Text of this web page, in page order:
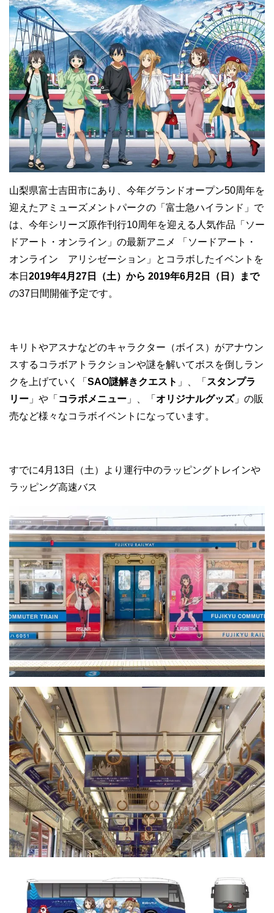
山梨県富士吉田市にあり、今年グランドオープン50周年を
迎えたアミューズメントパークの「富士急ハイランド」で
は、今年シリーズ原作刊行10周年を迎える人気作品「ソー
ドアート・オンライン」の最新アニメ 「ソードアート・
オンライン アリシゼーション」とコラボしたイベントを
本日 2019年4月27日（土）から 2019年6月2日（日）まで
の37日間開催予定です。
キリトやアスナなどのキャラクター（ボイス）がアナウン
スするコラボアトラクションや謎を解いてボスを倒しラン
クを上げていく「 SAO謎解きクエスト 」、「 スタンプラ
リー 」や「 コラボメニュー 」、「 オリジナルグッズ」の販
売など様々なコラボイベントになっています。
すでに4月13日（土）より運行中のラッピングトレインや
ラッピング高速バス